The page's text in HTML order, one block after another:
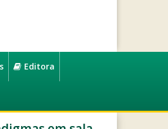
Editora